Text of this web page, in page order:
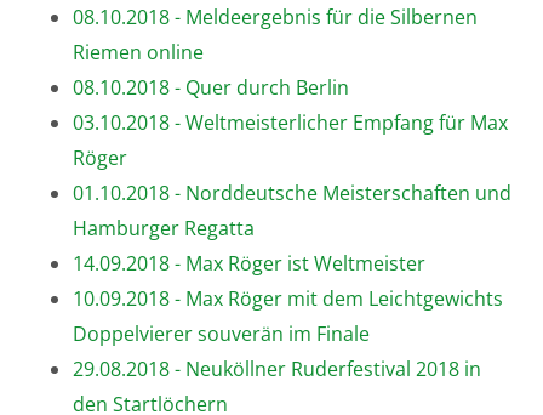
08.10.2018 - Meldeergebnis für die Silbernen
Riemen online
08.10.2018 - Quer durch Berlin
03.10.2018 - Weltmeisterlicher Empfang für Max
Röger
01.10.2018 - Norddeutsche Meisterschaften und
Hamburger Regatta
14.09.2018 - Max Röger ist Weltmeister
10.09.2018 - Max Röger mit dem Leichtgewichts
Doppelvierer souverän im Finale
29.08.2018 - Neuköllner Ruderfestival 2018 in
den Startlöchern